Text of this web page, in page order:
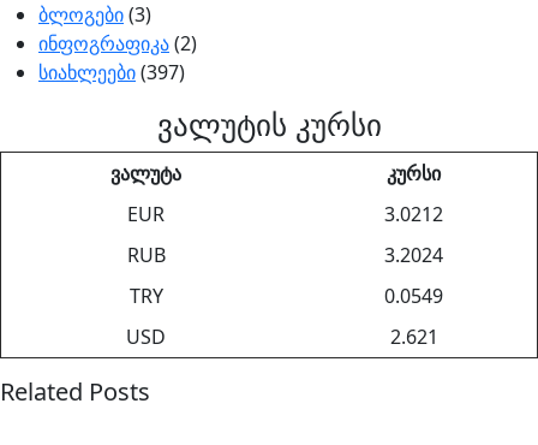
ბლოგები(3)
ინფოგრაფიკა(2)
სიახლეები(397)
ვალუტის კურსი
ვალუტა
კურსი
EUR
3.0212
RUB
3.2024
TRY
0.0549
USD
2.621
Related Posts